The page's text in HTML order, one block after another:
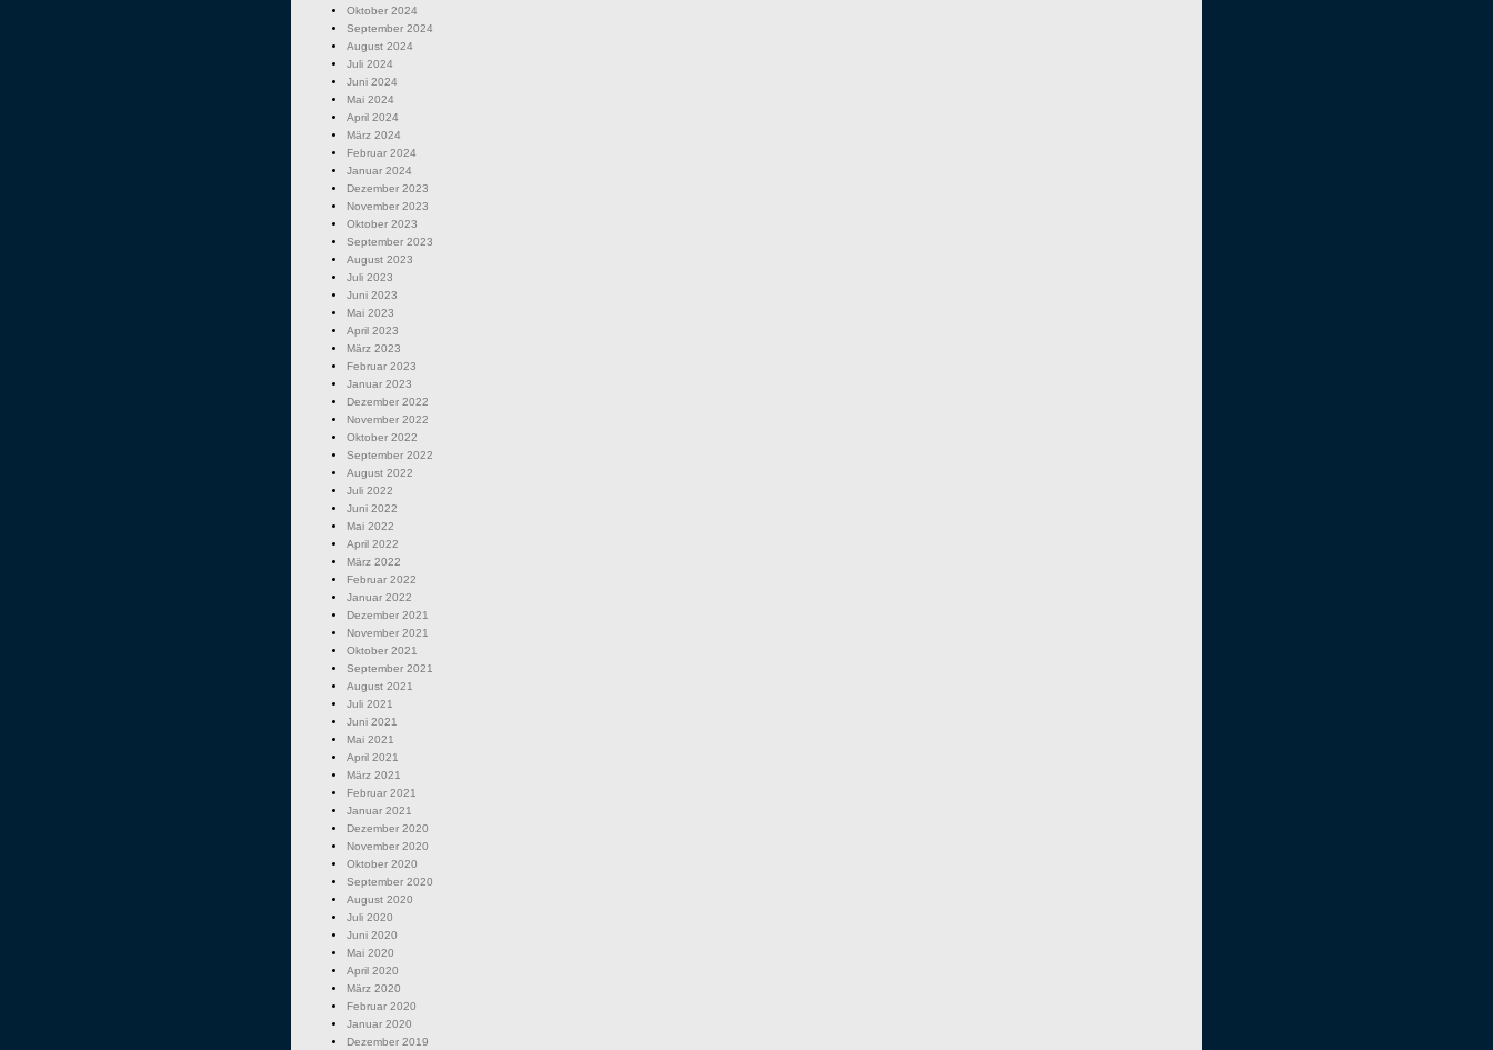
Oktober 2024
September 2024
August 2024
Juli 2024
Juni 2024
Mai 2024
April 2024
März 2024
Februar 2024
Januar 2024
Dezember 2023
November 2023
Oktober 2023
September 2023
August 2023
Juli 2023
Juni 2023
Mai 2023
April 2023
März 2023
Februar 2023
Januar 2023
Dezember 2022
November 2022
Oktober 2022
September 2022
August 2022
Juli 2022
Juni 2022
Mai 2022
April 2022
März 2022
Februar 2022
Januar 2022
Dezember 2021
November 2021
Oktober 2021
September 2021
August 2021
Juli 2021
Juni 2021
Mai 2021
April 2021
März 2021
Februar 2021
Januar 2021
Dezember 2020
November 2020
Oktober 2020
September 2020
August 2020
Juli 2020
Juni 2020
Mai 2020
April 2020
März 2020
Februar 2020
Januar 2020
Dezember 2019